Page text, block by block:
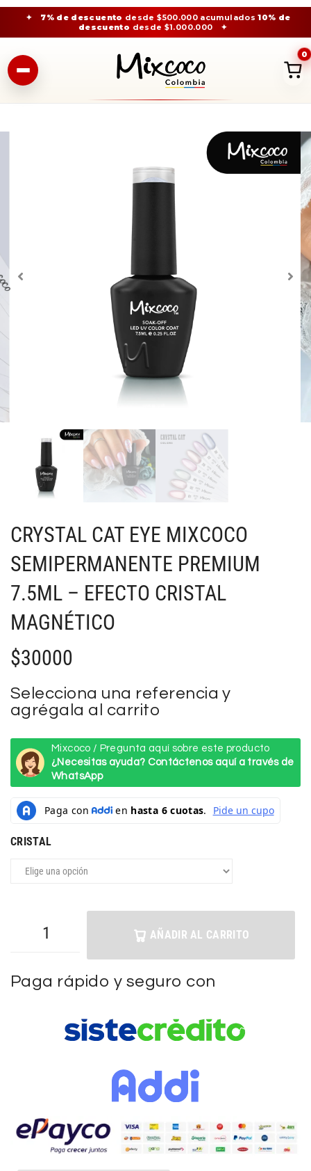
✦ 7% de descuento desde $500.000 acumulados10% de
descuento desde $1.000.000 ✦
0
CRYSTAL CAT EYE MIXCOCO
SEMIPERMANENTE PREMIUM
7.5ML – EFECTO CRISTAL
MAGNÉTICO
$30000
Selecciona una referencia y
agrégala al carrito
Mixcoco / Pregunta aquí sobre este producto
¿Necesitas ayuda? Contáctenos aquí a través de
WhatsApp
CRISTAL
AÑADIR AL CARRITO
Paga rápido y seguro con